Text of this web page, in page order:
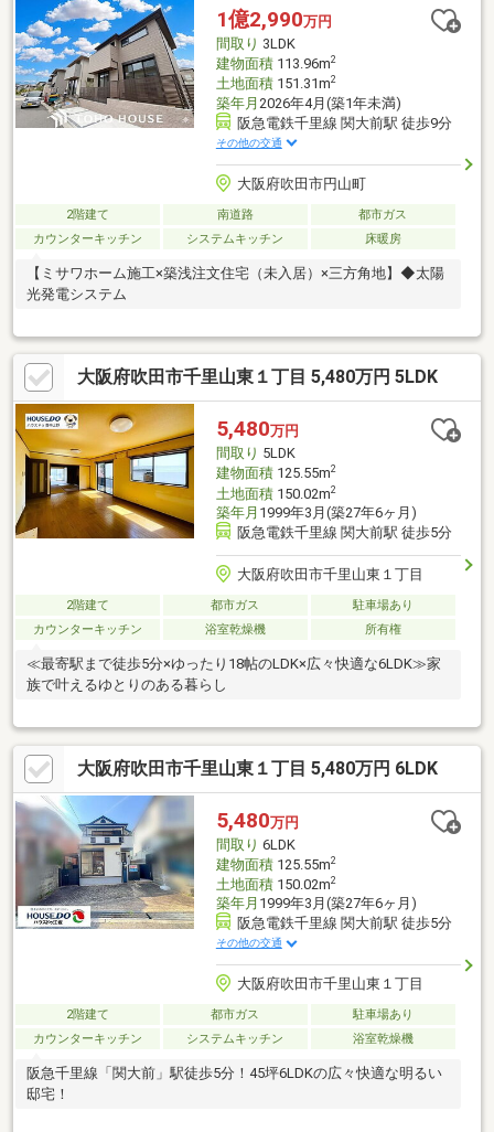
1億2,990万円
間取り 3LDK
建物面積113.96m2
土地面積151.31m2
築年月 2026年4月(築1年未満)
阪急電鉄千里線 関大前駅 徒歩9分
その他の交通
大阪府吹田市円山町
2階建て 南道路
都市ガス
カウンターキッチン
システムキッチン 床暖房
【ミサワホーム施工×築浅注文住宅（未入居）×三方角地】◆太陽
光発電システム
大阪府吹田市千里山東１丁目 5,480万円 5LDK
5,480万円
間取り 5LDK
建物面積125.55m2
土地面積150.02m2
築年月 1999年3月(築27年6ヶ月)
阪急電鉄千里線 関大前駅 徒歩5分
大阪府吹田市千里山東１丁目
2階建て 都市ガス
駐車場あり
カウンターキッチン
浴室乾燥機 所有権
≪最寄駅まで徒歩5分×ゆったり18帖のLDK×広々快適な6LDK≫家
族で叶えるゆとりのある暮らし
大阪府吹田市千里山東１丁目 5,480万円 6LDK
5,480万円
間取り 6LDK
建物面積125.55m2
土地面積150.02m2
築年月 1999年3月(築27年6ヶ月)
阪急電鉄千里線 関大前駅 徒歩5分
その他の交通
大阪府吹田市千里山東１丁目
2階建て 都市ガス
駐車場あり
カウンターキッチン
システムキッチン 浴室乾燥機
阪急千里線「関大前」駅徒歩5分！45坪6LDKの広々快適な明るい
邸宅！